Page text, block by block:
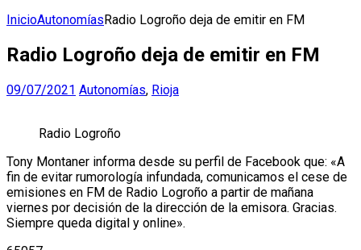
InicioAutonomíasRadio Logroño deja de emitir en FM
Radio Logroño deja de emitir en FM
09/07/2021 Autonomías, Rioja
Radio Logroño
Tony Montaner informa desde su perfil de Facebook que: «A
fin de evitar rumorología infundada, comunicamos el cese de
emisiones en FM de Radio Logroño a partir de mañana
viernes por decisión de la dirección de la emisora. Gracias.
Siempre queda digital y online».